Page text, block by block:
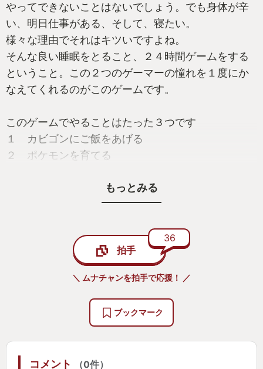
やってできないことはないでしょう。でも身体が辛
い、明日仕事がある、そして、寝たい。
様々な理由でそれはキツいですよね。
そんな良い睡眠をとること、２４時間ゲームをする
ということ。この２つのゲーマーの憧れを１度にか
なえてくれるのがこのゲームです。
このゲームでやることはたった３つです
１ カビゴンにご飯をあげる
２ ポケモンを育てる
この３つです。１つ１つ説明していきますね。
このゲームは１週間のサイクルがあります。毎週月
曜日に新しいカビゴンと出会います。そのカビゴン
に朝昼晩３食のご飯をあげます。ポケモンたちが集
てあげると、どんどんカビゴンのエナジーが増えて
いきます。このカビゴンのエナジーとこのあと説明
ンたちと出会えたり、レアな寝顔を見ることができ
もっとみる
拍手
36
＼ ムナチャンを拍手で応援！ ／
ブックマーク
コメント （0件）